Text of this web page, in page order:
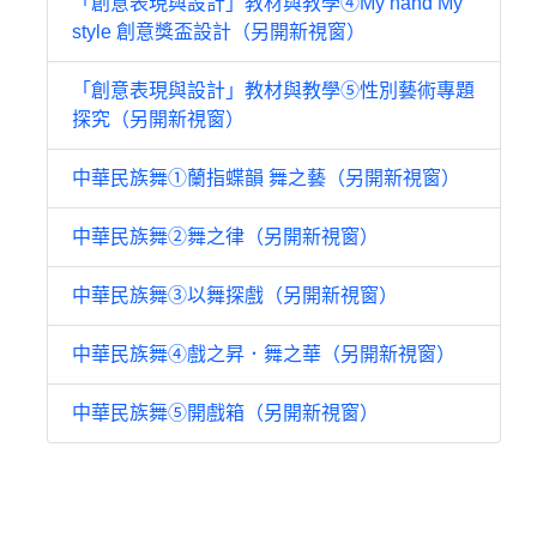
style 創意獎盃設計（另開新視窗）
「創意表現與設計」教材與教學⑤性別藝術專題
探究（另開新視窗）
中華民族舞①蘭指蝶韻 舞之藝（另開新視窗）
中華民族舞②舞之律（另開新視窗）
中華民族舞③以舞探戲（另開新視窗）
中華民族舞④戲之昇．舞之華（另開新視窗）
中華民族舞⑤開戲箱（另開新視窗）